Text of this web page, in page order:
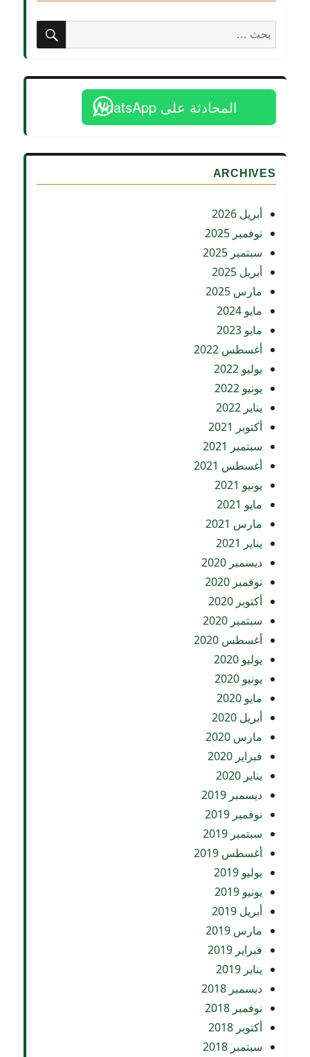
تنفيذ
أحكام
البحث
عن:
بحث
المحادثة على WhatsApp
ARCHIVES
أبريل 2026
نوفمبر 2025
سبتمبر 2025
أبريل 2025
مارس 2025
مايو 2024
مايو 2023
أغسطس 2022
يوليو 2022
يونيو 2022
يناير 2022
أكتوبر 2021
سبتمبر 2021
أغسطس 2021
يونيو 2021
مايو 2021
مارس 2021
يناير 2021
ديسمبر 2020
نوفمبر 2020
أكتوبر 2020
سبتمبر 2020
أغسطس 2020
يوليو 2020
يونيو 2020
مايو 2020
أبريل 2020
مارس 2020
فبراير 2020
يناير 2020
ديسمبر 2019
نوفمبر 2019
سبتمبر 2019
أغسطس 2019
يوليو 2019
يونيو 2019
أبريل 2019
مارس 2019
فبراير 2019
يناير 2019
ديسمبر 2018
نوفمبر 2018
أكتوبر 2018
سبتمبر 2018